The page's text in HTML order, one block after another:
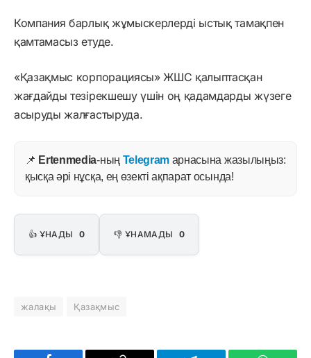
Компания барлық жұмыскерлерді ыстық тамақпен
қамтамасыз етуде.
«Қазақмыс корпорациясы» ЖШС қалыптасқан
жағдайды тезірекшешу үшін оң қадамдарды жүзеге
асыруды жалғастыруда.
📌 Ertenmedia-ның Telegram арнасына жазылыңыз:
қысқа әрі нұсқа, ең өзекті ақпарат осында!
👍 ҰНАДЫ 0 👎 ҰНАМАДЫ 0
жалақы Қазақмыс